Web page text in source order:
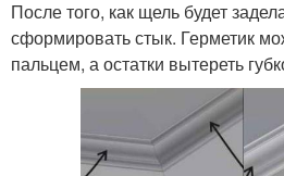
После того, как щель будет
сформировать стык. Герметик
пальцем, а остатки вытереть